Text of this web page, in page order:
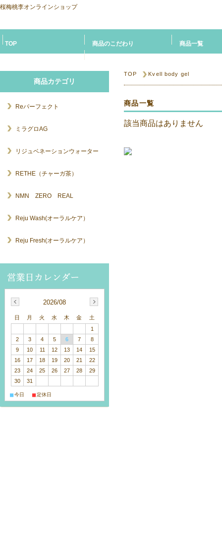
桜梅桃李オンラインショップ
TOP 商品のこだわり 商品一覧
TOP Kvell body gel
商品一覧
該当商品はありません
商品カテゴリ
Reパーフェクト
ミラグロAG
リジュベネーションウォーター
RETHE（チャーガ茶）
NMN ZERO REAL
Reju Wash(オーラルケア）
Reju Fresh(オーラルケア）
2026/08
日 月 火 水 木 金
土
1
2
3 4 5 6 7
8
9
10 11 12 13 14
15
16
17 18 19 20 21
22
23
24 25 26 27 28
29
30
31
■今日 ■定休日